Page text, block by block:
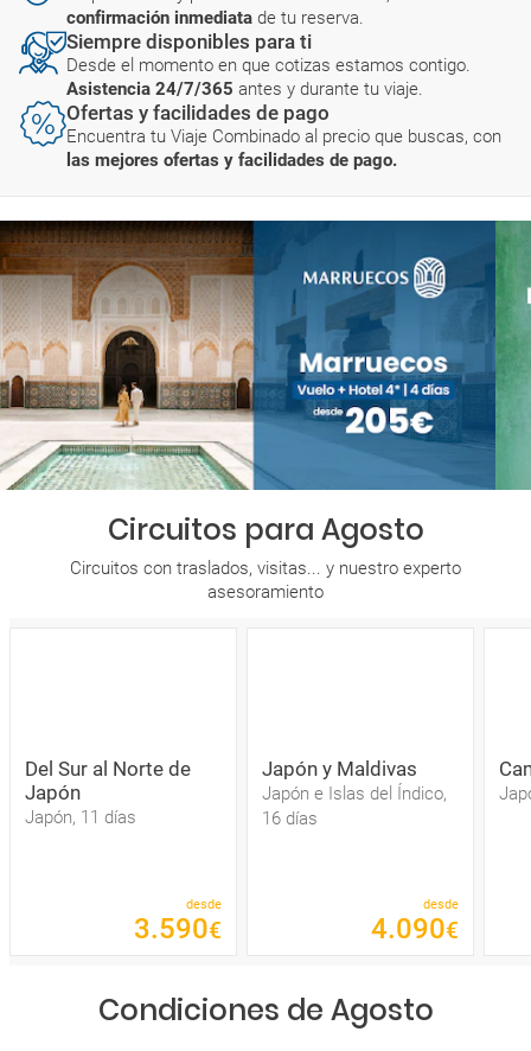
confirmación inmediata de tu reserva.
Siempre disponibles para ti
Desde el momento en que cotizas estamos contigo.
Asistencia 24/7/365 antes y durante tu viaje.
Ofertas y facilidades de pago
Encuentra tu Viaje Combinado al precio que buscas, con
las mejores ofertas y facilidades de pago.
Circuitos para Agosto
Circuitos con traslados, visitas... y nuestro experto
asesoramiento
Del Sur al Norte de
Japón
Japón, 11 días
desde
3.590€
Japón y Maldivas
Japón e Islas del Índico,
16 días
desde
4.090€
Condiciones de Agosto